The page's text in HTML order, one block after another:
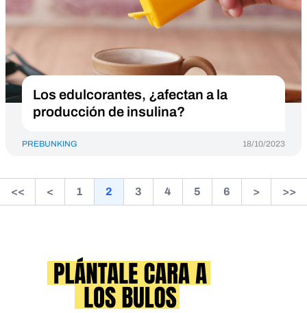
Los edulcorantes, ¿afectan a la
producción de insulina?
PREBUNKING 18/10/2023
<< < 1 2 3 4 5 6 > >>